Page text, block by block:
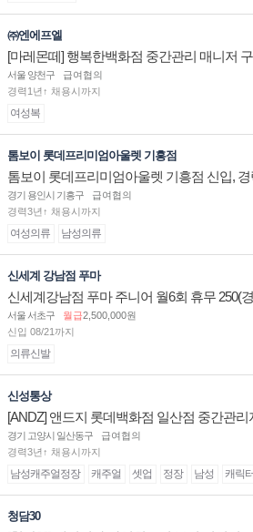
㈜엔에프엘
[마레몬떼] 행복한백화점 중간관리 매니저
서울 양천구
급여협의
경력1년↑ 채용시까지
여성복
톰보이 롯데프리미엄아울렛 기흥점
톰보이 롯데프리미엄아울렛 기흥점 신입,
직 구인합니다.
경기 용인시 기흥구
급여협의
경력3년↑ 채용시까지
여성의류 남성의류
신세계 강남점 푸마
신세계강남점 푸마 주니어 월6회 휴무 250(
서울 서초구 월급2,500,000원
신입 08/21까지
의류신발
신성통상
[ANDZ] 앤드지 롯데백화점 일산점 중간관리
경기 고양시 일산동구
급여협의
경력3년↑ 채용시까지
남성캐주얼정장 캐주얼 셋업 정장 남성 캐릭터
청담30